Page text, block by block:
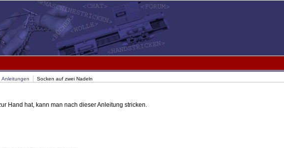
Anleitungen Socken auf zwei Nadeln
Hand hat, kann man nach dieser Anleitung stricken.